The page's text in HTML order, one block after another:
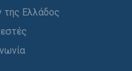
Ελλάδος